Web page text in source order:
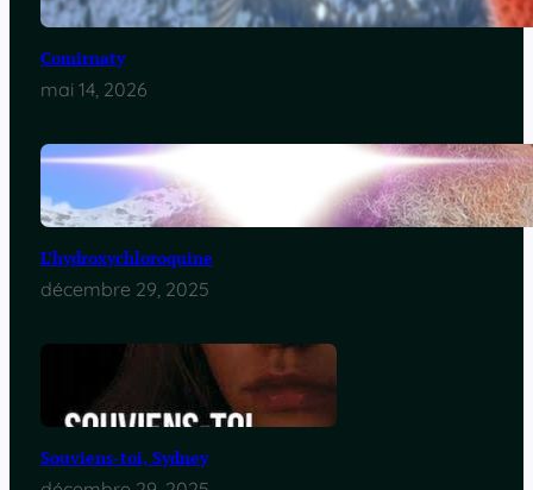
Comirnaty
mai 14, 2026
L’hydroxychloroquine
décembre 29, 2025
Souviens-toi, Sydney